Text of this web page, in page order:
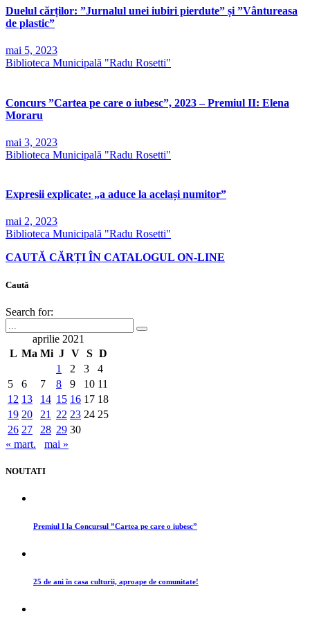
Duelul cărților: ”Jurnalul unei iubiri pierdute” și ”Vântureasa
de plastic”
mai 5, 2023
Biblioteca Municipală "Radu Rosetti"
Concurs ”Cartea pe care o iubesc”, 2023 – Premiul II: Elena
Moraru
mai 3, 2023
Biblioteca Municipală "Radu Rosetti"
Expresii explicate: „a aduce la același numitor”
mai 2, 2023
Biblioteca Municipală "Radu Rosetti"
CAUTĂ CĂRȚI ÎN CATALOGUL ON-LINE
Caută
Search for:
aprilie 2021
L Ma Mi J V S D
1
2 3
4
5
6 7 8 9 10 11
12 13 14 15 16 17 18
19 20 21 22 23 24 25
26 27 28 29 30
« mart.
mai »
NOUTATI
Premiul I la Concursul ”Cartea pe care o iubesc”
25 de ani în casa culturii, aproape de comunitate!